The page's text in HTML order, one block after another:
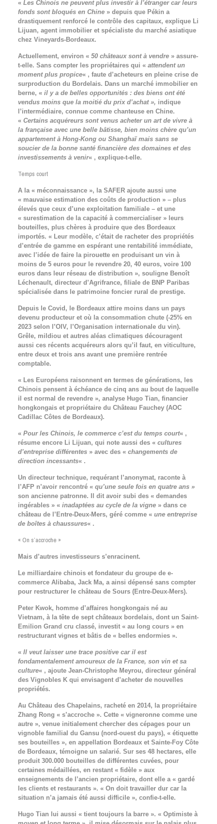
« Les Chinois ne peuvent plus investir à l’étranger car leurs
fonds sont bloqués en Chine» depuis que Pékin a
drastiquement renforcé le contrôle des capitaux, explique Li
Lijuan, agent immobilier et spécialiste du marché asiatique
chez Vineyards-Bordeaux.
Actuellement, environ « 50 châteaux sont à vendre» assure-
t-elle. Sans compter les propriétaires qui « attendent un
moment plus propice« , faute d’acheteurs en pleine crise de
surproduction du Bordelais. Dans un marché immobilier en
berne, « il y a de belles opportunités : des biens ont été
vendus moins que la moitié du prix d’achat », indique
l’intermédiaire, connue comme chanteuse en Chine.
« Certains acquéreurs sont venus acheter un art de vivre à
la française avec une belle bâtisse, bien moins chère qu’un
appartement à Hong-Kong ou Shanghaï mais sans se
soucier de la bonne santé financière des domaines et des
investissements à venir« , explique-t-elle.
Temps court
A la « méconnaissance », la SAFER ajoute aussi une
« mauvaise estimation des coûts de production » – plus
élevés que ceux d’une exploitation familiale – et une
« surestimation de la capacité à commercialiser » leurs
bouteilles, plus chères à produire que des Bordeaux
importés. « Leur modèle, c’était de racheter des propriétés
d’entrée de gamme en espérant une rentabilité immédiate,
avec l’idée de faire la pirouette en produisant un vin à
moins de 5 euros pour le revendre 20, 40 euros, voire 100
euros dans leur réseau de distribution », souligne Benoît
Léchenault, directeur d’Agrifrance, filiale de BNP Paribas
spécialisée dans le patrimoine foncier rural de prestige.
Depuis le Covid, le Bordeaux attire moins dans un pays
devenu producteur et où la consommation chute (-25% en
2023 selon l’OIV, l’Organisation internationale du vin).
Grêle, mildiou et autres aléas climatiques découragent
aussi ces récents acquéreurs alors qu’il faut, en viticulture,
entre deux et trois ans avant une première rentrée
comptable.
« Les Européens raisonnent en termes de générations, les
Chinois pensent à échéance de cinq ans au bout de laquelle
il est normal de revendre », analyse Hugo Tian, financier
hongkongais et propriétaire du Château Fauchey (AOC
Cadillac Côtes de Bordeaux).
« Pour les Chinois, le commerce c’est du temps court« ,
résume encore Li Lijuan, qui note aussi des « cultures
d’entreprise différentes» avec des « changements de
direction incessants« .
Un directeur technique, requérant l’anonymat, raconte à
l’AFP n’avoir rencontré « qu’une seule fois en quatre ans »
son ancienne patronne. Il dit avoir subi des « demandes
ingérables » « inadaptées au cycle de la vigne» dans ce
château de l’Entre-Deux-Mers, géré comme « une entreprise
de boîtes à chaussures« .
« On s’accroche »
Mais d’autres investisseurs s’enracinent.
Le milliardaire chinois et fondateur du groupe de e-
commerce Alibaba, Jack Ma, a ainsi dépensé sans compter
pour restructurer le château de Sours (Entre-Deux-Mers).
Peter Kwok, homme d’affaires hongkongais né au
Vietnam, à la tête de sept châteaux bordelais, dont un Saint-
Emilion Grand cru classé, investit « au long cours » en
restructurant vignes et bâtis de « belles endormies ».
« Il veut laisser une trace positive car il est
fondamentalement amoureux de la France, son vin et sa
culture« , ajoute Jean-Christophe Meyrou, directeur général
des Vignobles K qui envisagent d’acheter de nouvelles
propriétés.
Au Château des Chapelains, racheté en 2014, la propriétaire
Zhang Rong « s’accroche ». Cette « vigneronne comme une
autre », venue initialement chercher des cépages pour un
vignoble familial du Gansu (nord-ouest du pays), « étiquette
ses bouteilles », en appellation Bordeaux et Sainte-Foy Côte
de Bordeaux, témoigne un salarié. Sur ses 48 hectares, elle
produit 300.000 bouteilles de différentes cuvées, pour
certaines médaillées, en restant « fidèle » aux
enseignements de l’ancien propriétaire, dont elle a « gardé
les clients et restaurants ». « On doit travailler dur car la
situation n’a jamais été aussi difficile », confie-t-elle.
Hugo Tian lui aussi « tient toujours la barre ». « Optimiste à